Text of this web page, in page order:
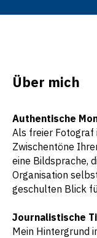
Über mich
Authentische
Als freier Fotograf
Zwischentöne
eine Bildsprache,
Organisation
geschulten Blick
Journalistische
Mein Hintergrund